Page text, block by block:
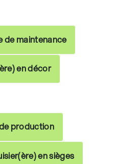
de maintenance
en décor
production
en sièges